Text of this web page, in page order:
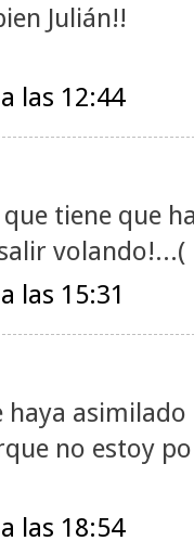
Julián!!
las 12:44
que tiene que
las 15:31
haya
no estoy
las 18:54